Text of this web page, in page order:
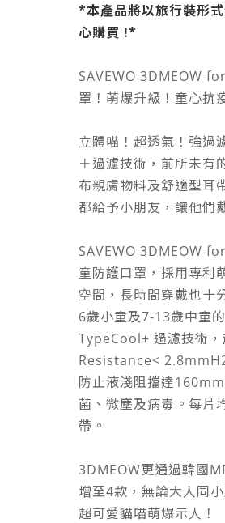
*本產品將以旅行裝形
心購買 !*
SAVEWO 3DMEOW
罩！萌爆升級！童心抗
立體喵！超透氣！強過
＋過濾技術，前所未有
布親膚物料及舒適型耳
都給予小朋友，讓他們
SAVEWO 3DMEOW
童防護口罩，採用專利
空間，長時間穿戴也十
6歲小童及7-13歲中童
TypeCool+ 過濾技術
Resistance<
防止液淺阻擋達
菌、微塵及病毒。每片
帶。
3DMEOW更通過韓國
增至4款，無論大人同
超可愛貓喵萌爆示人！